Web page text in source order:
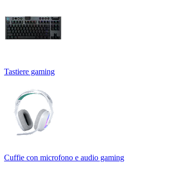
Tastiere gaming
Cuffie con microfono e audio gaming